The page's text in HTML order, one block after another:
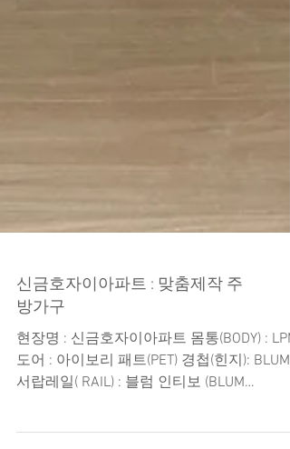
신금호자이아파트 : 맞춤제작 주
현장명 : 신금호자이아파트 몸통(BODY) : LPM